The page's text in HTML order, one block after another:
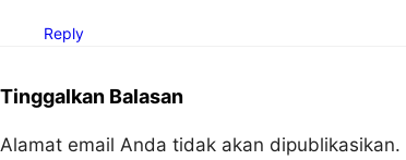
Reply
Tinggalkan Balasan
Alamat email Anda tidak akan dipublikasikan.